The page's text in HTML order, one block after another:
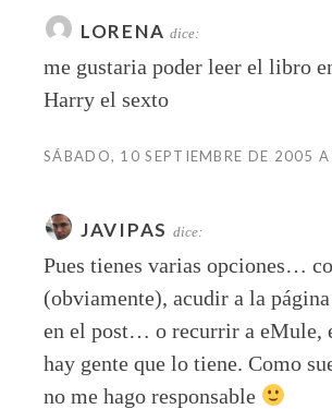
LORENA dice:
me gustaria poder leer el libro
Harry el sexto
SÁBADO, 10 SEPTIEMBRE DE 2005
JAVIPAS dice:
Pues tienes varias opciones…
(obviamente), acudir a la
en el post… o recurrir a eMule,
hay gente que lo tiene. Como
no me hago responsable